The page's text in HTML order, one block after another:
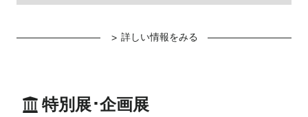
詳しい情報をみる
特別展･企画展